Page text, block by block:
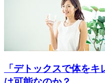
「デトックスで体を